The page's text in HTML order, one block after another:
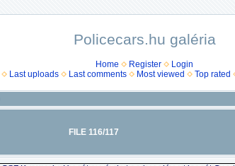
Policecars.hu galéria
Home Register
Login
Last uploads Last comments Most viewed Top rated
FILE 116/117